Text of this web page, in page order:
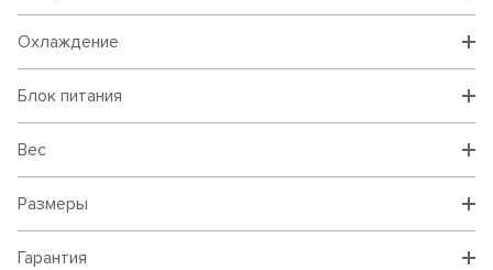
Охлаждение
Блок питания
Вес
Размеры
Гарантия